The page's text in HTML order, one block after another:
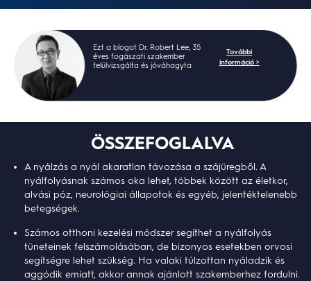
Ezt a blogot Dr. Robert Lee, 35
éves fogászati szakember
felülvizsgálta és jóváhagyta
További
információ >
ÖSSZEFOGLALVA
A nyálzás a nyál akaratlan távozása a szájüregből. A
nyálfolyásnak számos oka lehet, többek között az életkor,
alvási póz, neurológiai állapotok és egyéb, jelentéktelenebb
betegségek.
Számos otthoni kezelési módszer segíthet a nyálfolyás
tüneteinek felszámolásában, de bizonyos esetekben orvosi
segítségre lehet szükség. Ha valaki túlzottan nyáladzik és
aggódik emiatt, akkor annak ajánlott szakemberhez fordulni.